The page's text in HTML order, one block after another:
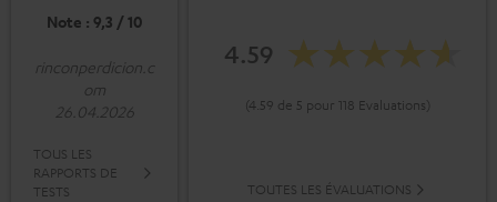
Note : 9,3 / 10
rinconperdicion.c
om
26.04.2026
TOUS LES
RAPPORTS DE
TESTS
4.59
(4.59 de 5 pour 118 Evaluations)
TOUTES LES ÉVALUATIONS